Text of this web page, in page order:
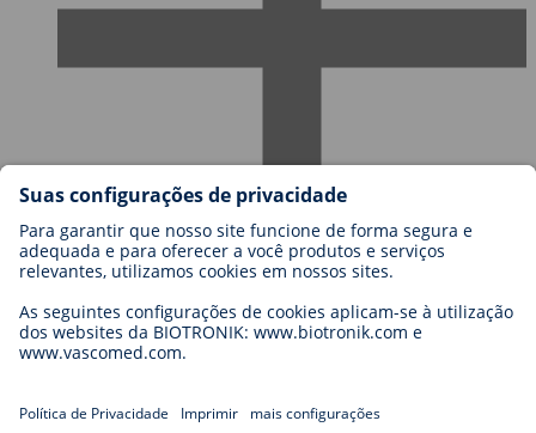
Blog
Contato